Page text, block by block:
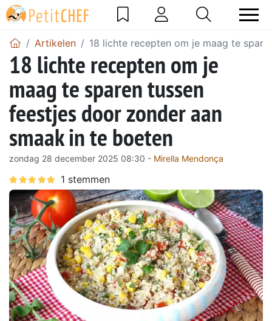
Artikelen 18 lichte recepten om je maag te
18 lichte recepten om je
maag te sparen tussen
feestjes door zonder aan
smaak in te boeten
zondag 28 december 2025 08:30 - Mirella Mendonça